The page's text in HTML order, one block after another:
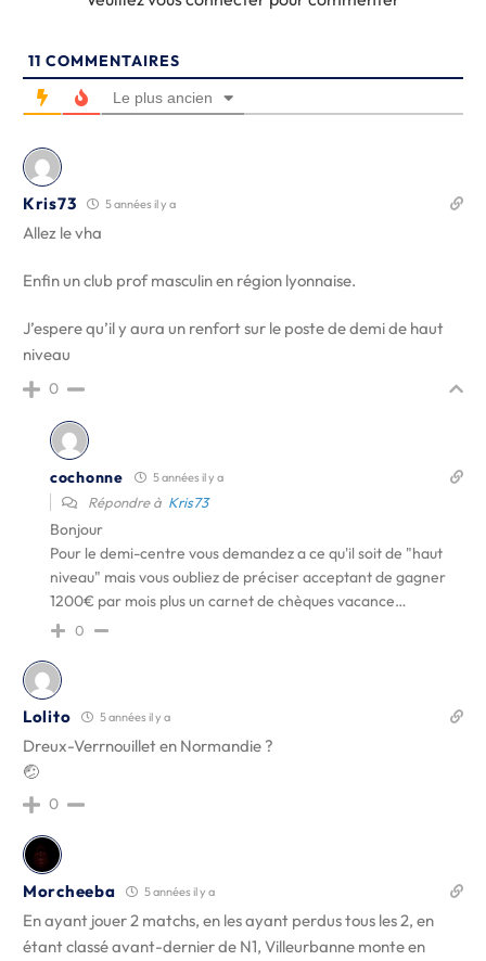
11 COMMENTAIRES
Le plus ancien
Kris73 5 années il y a
Allez le vha
Enfin un club prof masculin en région lyonnaise.
J’espere qu’il y aura un renfort sur le poste de demi de haut
niveau
0
cochonne 5 années il y a
Répondre à Kris73
Bonjour
Pour le demi-centre vous demandez a ce qu'il soit de "haut
niveau" mais vous oubliez de préciser acceptant de gagner
1200€ par mois plus un carnet de chèques vacance…
0
Lolito 5 années il y a
Dreux-Verrnouillet en Normandie ?
🤕
0
Morcheeba 5 années il y a
En ayant jouer 2 matchs, en les ayant perdus tous les 2, en
étant classé avant-dernier de N1, Villeurbanne monte en